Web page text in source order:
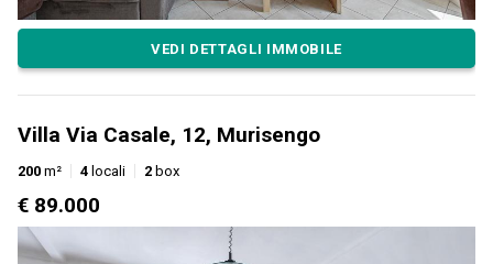
VEDI DETTAGLI IMMOBILE
Villa Via Casale, 12, Murisengo
200 m² 4 locali 2 box
€ 89.000